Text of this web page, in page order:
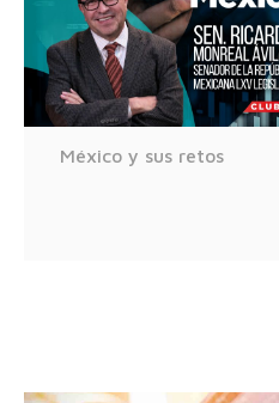
México y sus retos